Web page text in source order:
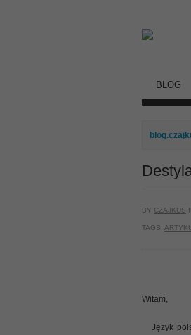
BLOG
BY CZAJKUS
TAGS:
Witam,
Język